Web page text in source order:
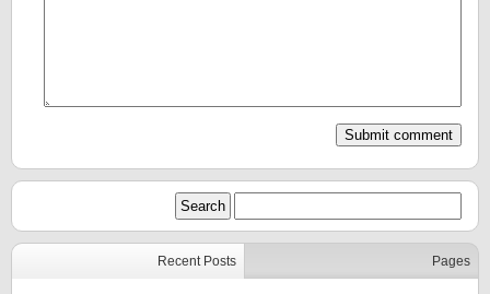
Recent Posts Pages